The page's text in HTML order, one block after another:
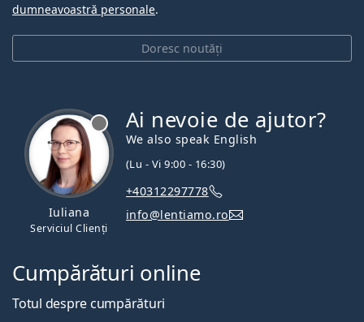
Doresc noutăți
dumneavoastră personale.
Iuliana
Serviciul Clienți
Ai nevoie de ajutor?
We also speak English
(Lu - Vi 9:00 - 16:30)
+40312297778
info@lentiamo.ro
Cumpărături online
Totul despre cumpărături